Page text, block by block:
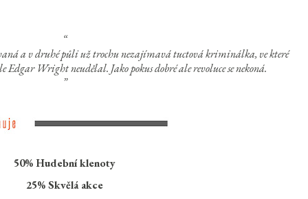
Edgar Wright neudělal. Jako pokus dobré ale revoluce se nekoná.
50% Hudební klenoty
25% Skvělá akce